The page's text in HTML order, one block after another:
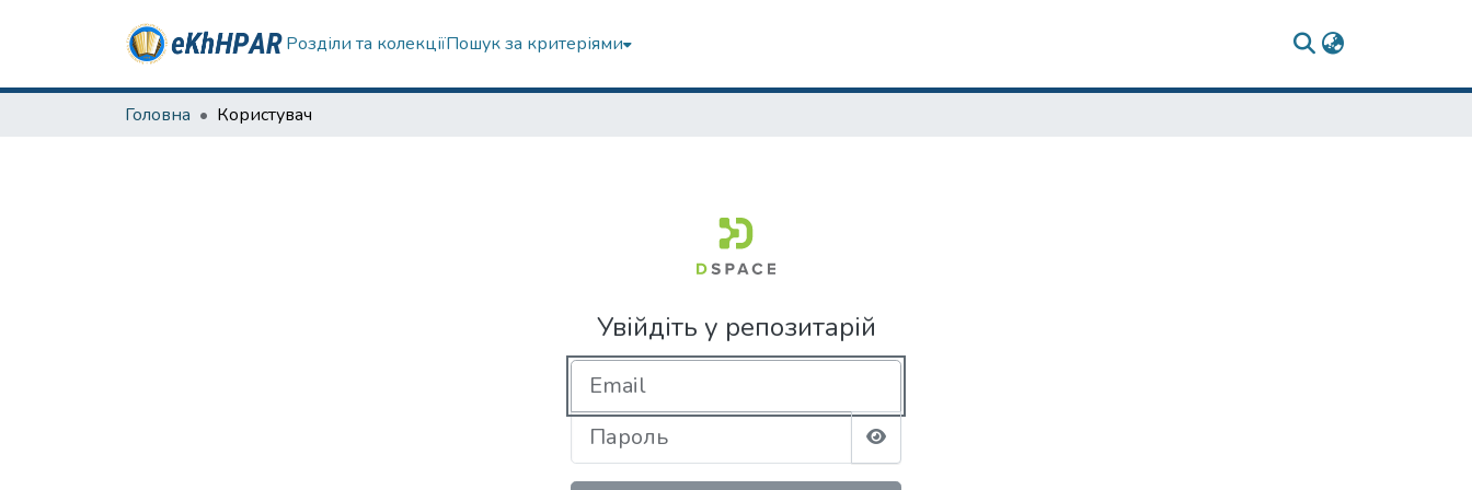
Розділи та колекціїПошук за критеріями
Головна Користувач
Увійдіть у репозитарій